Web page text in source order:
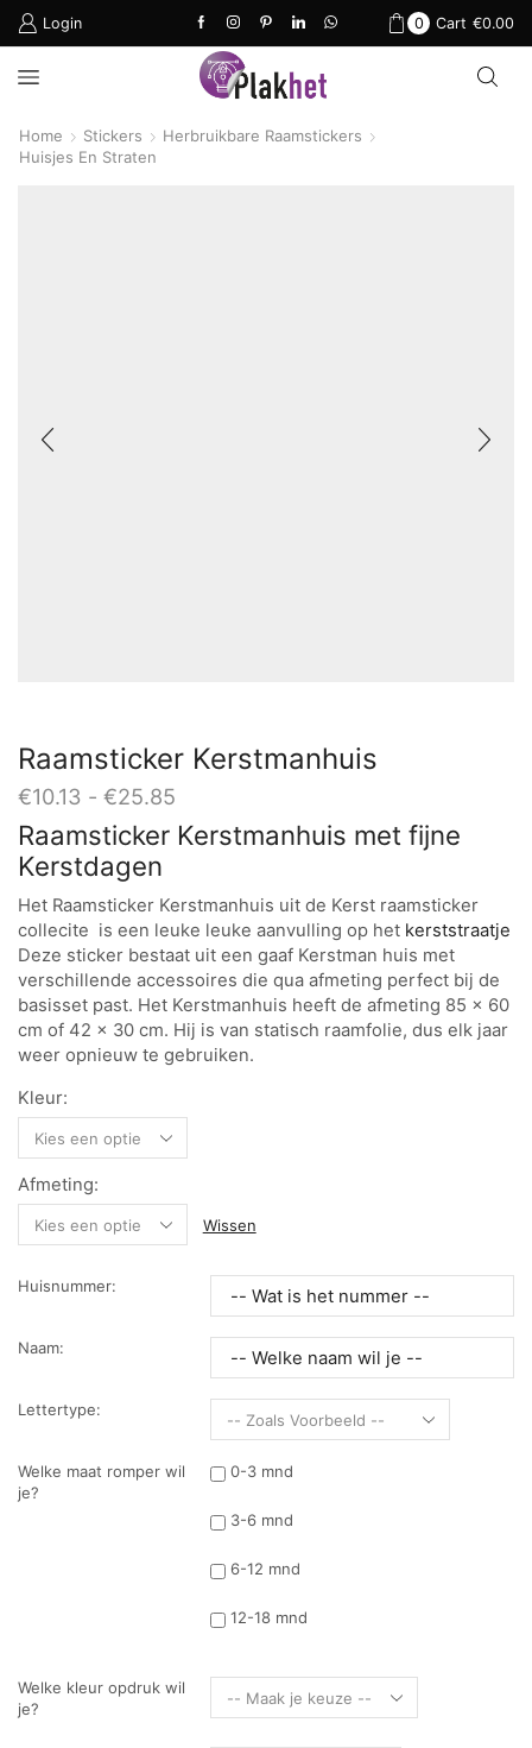
Login 0 Cart €0.00
Home Stickers
Herbruikbare Raamstickers
Huisjes En Straten
Raamsticker Kerstmanhuis
€10.13 - €25.85
€10.13
tot
Raamsticker Kerstmanhuis met fijne
Kerstdagen
Het Raamsticker Kerstmanhuis uit de Kerst raamsticker
collecite is een leuke leuke aanvulling op het kerststraatje
Deze sticker bestaat uit een gaaf Kerstman huis met
verschillende accessoires die qua afmeting perfect bij de
basisset past. Het Kerstmanhuis heeft de afmeting 85 x 60
cm of 42 x 30 cm. Hij is van statisch raamfolie, dus elk jaar
weer opnieuw te gebruiken.
Kleur:
Afmeting:
Wissen
Huisnummer:
Naam:
Lettertype:
Welke maat romper wil
je?
0-3 mnd
3-6 mnd
6-12 mnd
12-18 mnd
Welke kleur opdruk wil
je?